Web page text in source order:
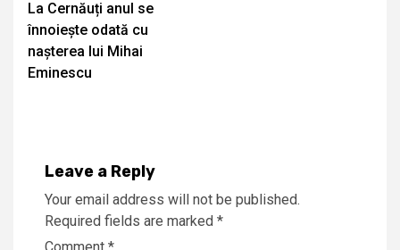
Reading
La Cernăuți anul se
înnoiește odată cu
nașterea lui Mihai
Eminescu
Leave a Reply
Your email address will not be published.
Required fields are marked *